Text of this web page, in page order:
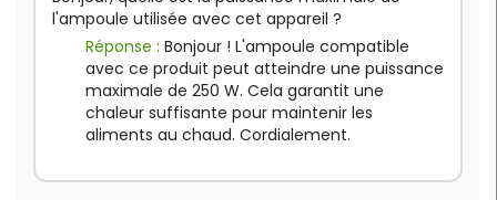
l'ampoule utilisée avec cet appareil ?
Réponse : Bonjour ! L'ampoule compatible
avec ce produit peut atteindre une puissance
maximale de 250 W. Cela garantit une
chaleur suffisante pour maintenir les
aliments au chaud. Cordialement.